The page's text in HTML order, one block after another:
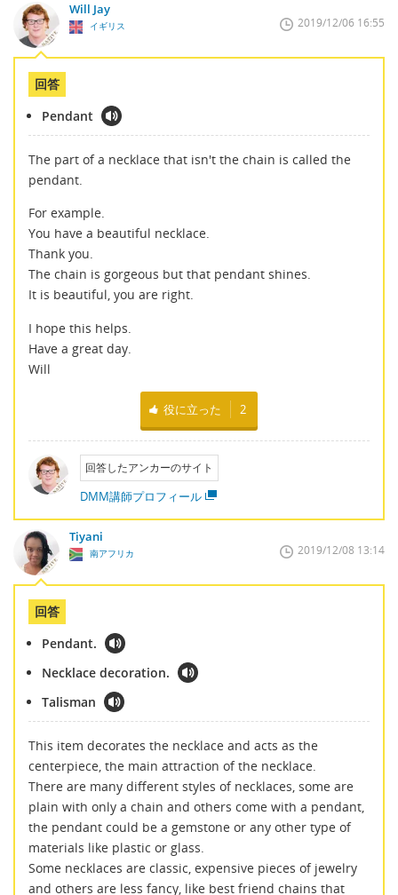
Will Jay
イギリス 2019/12/06 16:55
回答
Pendant
The part of a necklace that isn't the chain is called the
pendant.
For example.
You have a beautiful necklace.
Thank you.
The chain is gorgeous but that pendant shines.
It is beautiful, you are right.
I hope this helps.
Have a great day.
Will
役に立った 2
回答したアンカーのサイト
DMM講師プロフィール
Tiyani
南アフリカ 2019/12/08 13:14
回答
Pendant.
Necklace decoration.
Talisman
This item decorates the necklace and acts as the
centerpiece, the main attraction of the necklace.
There are many different styles of necklaces, some are
plain with only a chain and others come with a pendant,
the pendant could be a gemstone or any other type of
materials like plastic or glass.
Some necklaces are classic, expensive pieces of jewelry
and others are less fancy, like best friend chains that